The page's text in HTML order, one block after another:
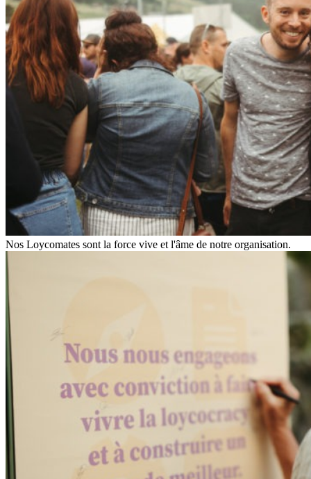
Nos Loycomates sont la force vive et l'âme de notre organisation.